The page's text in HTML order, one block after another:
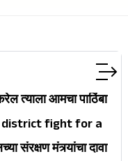
त्याला आमचा पाठिंबा
district fight for a
संरक्षण मंत्र्यांचा दावा